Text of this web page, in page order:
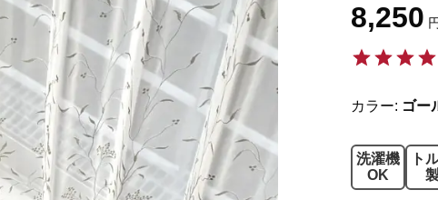
8,250
カラー: ゴー
洗濯機
OK
ト